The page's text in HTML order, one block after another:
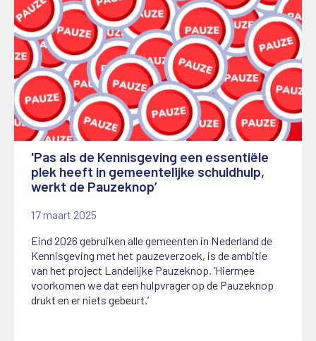
'Pas als de Kennisgeving een essentiële
plek heeft in gemeentelijke schuldhulp,
werkt de Pauzeknop’
17 maart 2025
Eind 2026 gebruiken alle gemeenten in Nederland de
Kennisgeving met het pauzeverzoek, is de ambitie
van het project Landelijke Pauzeknop. ‘Hiermee
voorkomen we dat een hulpvrager op de Pauzeknop
drukt en er niets gebeurt.’